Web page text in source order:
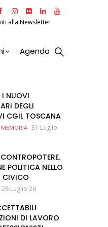
alla Newsletter
Agenda
I NUOVI
DEGLI
CGIL TOSCANA
MEMORIA 31 Luglio
CONTROPOTERE.
POLITICA NELLO
CIVICO
28 Luglio 26
DI LAVORO